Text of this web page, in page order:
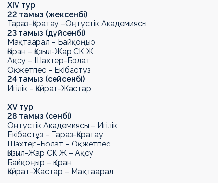
ХIV тур
22 тамыз (жексенбі)
Тараз-Қаратау –Оңтүстік Академиясы
23 тамыз (дүйсенбі)
Мақтаарал – Байқоңыр
Қыран – Қызыл-Жар СК Ж
Ақсу – Шахтер-Болат
Оқжетпес – Екібастұз
24 тамыз (сейсенбі)
Игілік – Қайрат-Жастар
ХV тур
28 тамыз (сенбі)
Оңтүстік Академиясы – Игілік
Екібастұз – Тараз-Қаратау
Шахтер-Болат – Оқжетпес
Қызыл-Жар СК Ж – Ақсу
Байқоңыр – Қыран
Қайрат-Жастар – Мақтаарал